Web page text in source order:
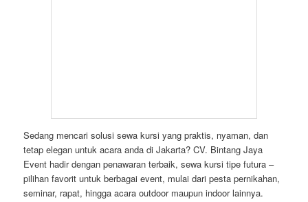
Sedang mencari solusi sewa kursi yang praktis, nyaman, dan
tetap elegan untuk acara anda di Jakarta? CV. Bintang Jaya
Event hadir dengan penawaran terbaik, sewa kursi tipe futura –
pilihan favorit untuk berbagai event, mulai dari pesta pernikahan,
seminar, rapat, hingga acara outdoor maupun indoor lainnya.